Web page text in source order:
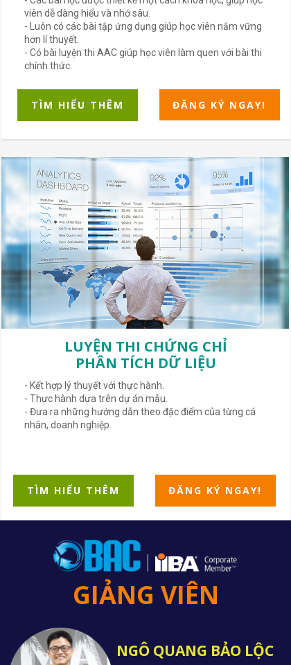
TÌM HIỂU THÊM ĐĂNG KÝ NGAY!
- Kết hợp lý thuyết với thực hành.
- Thực hành dựa trên dự án mẫu.
- Đưa ra những hướng dẫn theo đặc điểm của từng cá
nhân, doanh nghiệp.
LUYỆN THI CHỨNG CHỈ
PHÂN TÍCH DỮ LIỆU
TÌM HIỂU THÊM ĐĂNG KÝ NGAY!
viên dễ dàng hiểu và nhớ sâu.
- Luôn có các bài tập ứng dụng giúp học viên nắm vững
hơn lí thuyết.
- Có bài luyện thi AAC giúp học viên làm quen với bài thi
chính thức.
GIẢNG VIÊN
NGÔ QUANG BẢO LỘC